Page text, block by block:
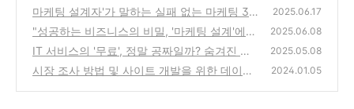
단하는 자가진단 체크리스트
(6)
마케팅 설계자'가 말하는 실패 없는 마케팅 3
단계 프로세스 (분석, 설계, 구현)
(1)
2025.06.17
"성공하는 비즈니스의 비밀, '마케팅 설계'에
있습니다!" (핵심 철학 전격 공개)
(1)
2025.06.08
IT 서비스의 '무료', 정말 공짜일까? 숨겨진 비
즈니스 전략 파헤치기 🚀
(2)
2025.05.08
시장 조사 방법 및 사이트 개발을 위한 데이터 2024.01.05